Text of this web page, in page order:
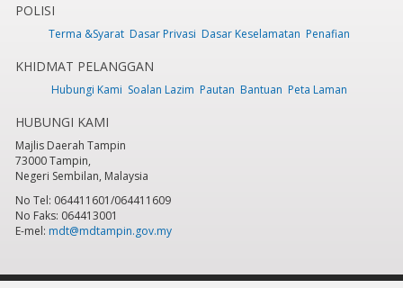
POLISI
Terma &Syarat Dasar Privasi Dasar Keselamatan Penafian
KHIDMAT PELANGGAN
Hubungi Kami Soalan Lazim Pautan Bantuan Peta Laman
HUBUNGI KAMI
Majlis Daerah Tampin
73000 Tampin,
Negeri Sembilan, Malaysia
No Tel: 064411601/064411609
No Faks: 064413001
E-mel: mdt@mdtampin.gov.my